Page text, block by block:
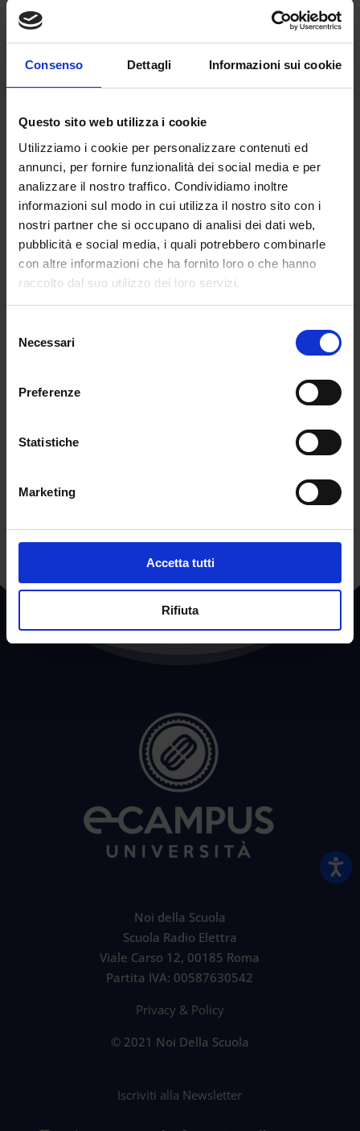
Consenso Dettagli Informazioni sui cookie
Questo sito web utilizza i cookie
Utilizziamo i cookie per personalizzare contenuti ed
annunci, per fornire funzionalità dei social media e per
analizzare il nostro traffico. Condividiamo inoltre
informazioni sul modo in cui utilizza il nostro sito con i
nostri partner che si occupano di analisi dei dati web,
pubblicità e social media, i quali potrebbero combinarle
con altre informazioni che ha fornito loro o che hanno
raccolto dal suo utilizzo dei loro servizi.
delNecessari
Preferenze
Statistiche
Marketing
Accetta tutti
Rifiuta
secondaria di primo grado continuano ad
operare secondo quanto stabilito dal DPCM 3
presenza; zone rosse, 100% in presenza per i
servizi educativi, la scuola dell’infanzia, la
secondaria di primo grado, integralmente a
distanza per il secondo e terzo anno della
scuola secondaria di primo grado); per la
scuola secondaria di secondo grado, nei giorni
7, 8 e 9 gennaio, l’attività didattica si svolge a
distanza per il 100 per cento della popolazione
studentesca delle istituzioni scolastiche”. Resta
ferma comunque, per tutte le istituzioni
scolastiche e per l’intero periodo, “la possibilità
necessario l’uso di laboratori o per mantenere
una relazione educativa che realizzi l’effettiva
e con bisogni educativi speciali”
POST SUCCESSIVO→
Noi della Scuola
Scuola Radio Elettra
Viale Carso 12, 00185 Roma
Partita IVA: 00587630542
Privacy & Policy
© 2021 Noi Della Scuola
Iscriviti alla Newsletter